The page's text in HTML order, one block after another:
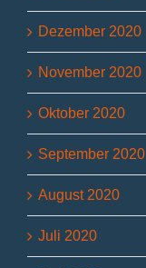
Dezember 2020
November 2020
Oktober 2020
September 2020
August 2020
Juli 2020